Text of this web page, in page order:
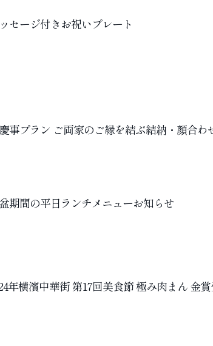
セージ付きお祝いプレート
慶事プラン ご両家のご縁を結ぶ結納・顔合わ
期間の平日ランチメニューお知らせ
年横濱中華街 第17回美食節 極み肉まん 金